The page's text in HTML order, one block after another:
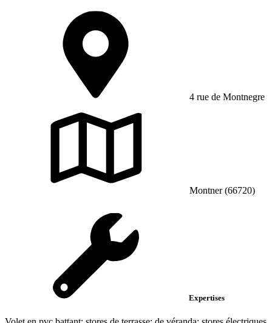
4 rue de Montnegre
Montner (66720)
Expertises